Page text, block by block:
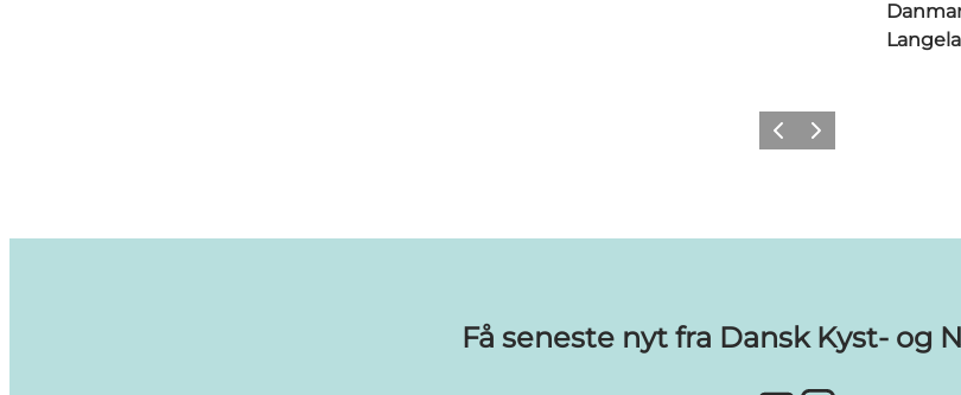
Forrige billede
Næste billede
Få seneste nyt fra Dansk Kyst- og